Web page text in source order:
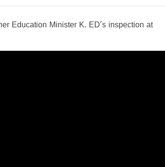
Education Minister K. ED’s inspection at